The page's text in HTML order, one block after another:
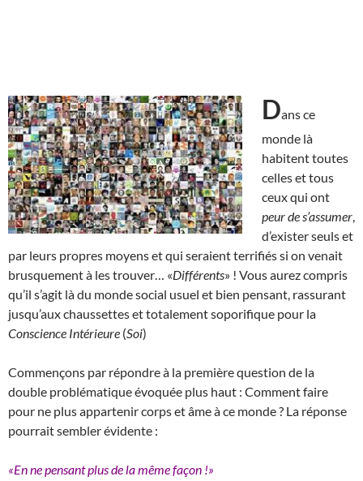
Dans ce
monde là
habitent toutes
celles et tous
ceux qui ont
peur de s’assumer
d’exister seuls et
par leurs propres moyens et qui seraient terrifiés si on venait
brusquement à les trouver… «Différents» ! Vous aurez compris
qu’il s’agit là du monde social usuel et bien pensant, rassurant
jusqu’aux chaussettes et totalement soporifique pour la
Conscience Intérieure (Soi)
Commençons par répondre à la première question de la
double problématique évoquée plus haut : Comment faire
pour ne plus appartenir corps et âme à ce monde ? La réponse
pourrait sembler évidente :
«En ne pensant plus de la même façon !»